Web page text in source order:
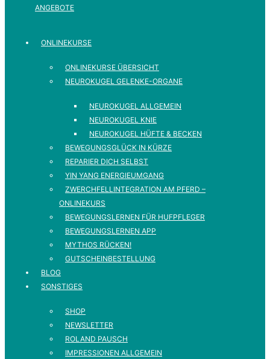
ANGEBOTE
ONLINEKURSE
ONLINEKURSE ÜBERSICHT
NEUROKUGEL GELENKE-ORGANE
NEUROKUGEL ALLGEMEIN
NEUROKUGEL KNIE
NEUROKUGEL HÜFTE & BECKEN
BEWEGUNGSGLÜCK IN KÜRZE
REPARIER DICH SELBST
YIN YANG ENERGIEUMGANG
ZWERCHFELLINTEGRATION AM PFERD –
ONLINEKURS
BEWEGUNGSLERNEN FÜR HUFPFLEGER
BEWEGUNGSLERNEN APP
MYTHOS RÜCKEN!
GUTSCHEINBESTELLUNG
BLOG
SONSTIGES
SHOP
NEWSLETTER
ROLAND PAUSCH
IMPRESSIONEN ALLGEMEIN